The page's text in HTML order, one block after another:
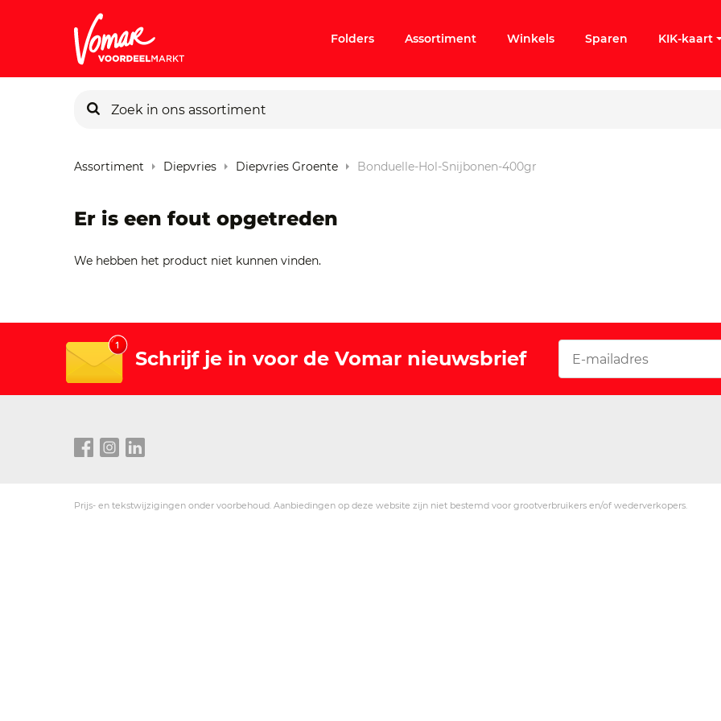
Pincode vergeten
Folders Assortiment Winkels Sparen KIK-kaart
Assortiment Diepvries Diepvries Groente Bonduelle-Hol-Snijbonen-400gr
Er is een fout opgetreden
We hebben het product niet kunnen vinden.
Schrijf je in voor de Vomar nieuwsbrief
Prijs- en tekstwijzigingen onder voorbehoud. Aanbiedingen op deze website zijn niet bestemd voor grootverbruikers en/of wederverkopers.